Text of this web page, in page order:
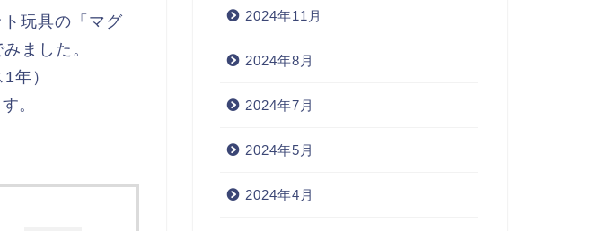
玩具の「マグ
ました。
年）
。
2024年11月
2024年8月
2024年7月
2024年5月
2024年4月